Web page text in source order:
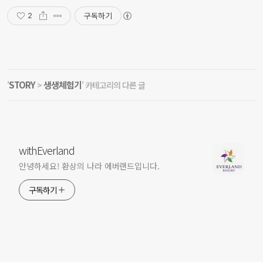
2 구독하기
'STORY>생생체험기' 카테고리의 다른 글
withEverland
안녕하세요! 환상의 나라 에버랜드입니다.
구독하기